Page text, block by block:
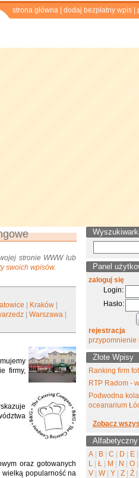
strona główna dodaj bezpłatny wpis
stronie WWW lub
swoich wpisów.
Kraków
|Warszawa
firmy,
oraz gotowanych
wielką popularność na
Panel
zaloguj się
Login:
Hasło:
rejestracja
przypomnienie
Złote Wpisy
Ranking firm
RTP Radom -
Podwodna
oceanarium
Zobacz
A B C D E
L
Ł M N O
V
W Y Z Ź